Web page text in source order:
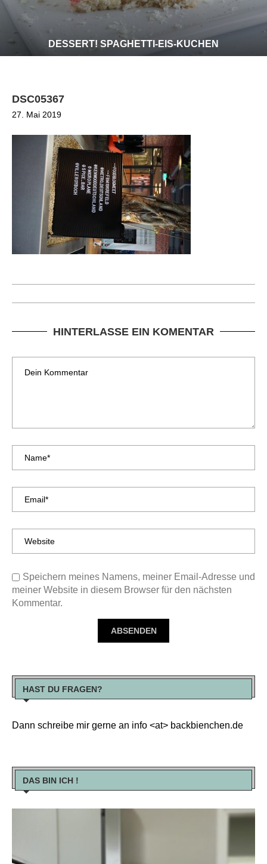
DESSERT! SPAGHETTI-EIS-KUCHEN
DSC05367
27. Mai 2019
HINTERLASSE EIN KOMENTAR
Speichern meines Namens, meiner Email-Adresse und
meiner Website in diesem Browser für den nächsten
Kommentar.
HAST DU FRAGEN?
Dann schreibe mir gerne an info <at> backbienchen.de
DAS BIN ICH !